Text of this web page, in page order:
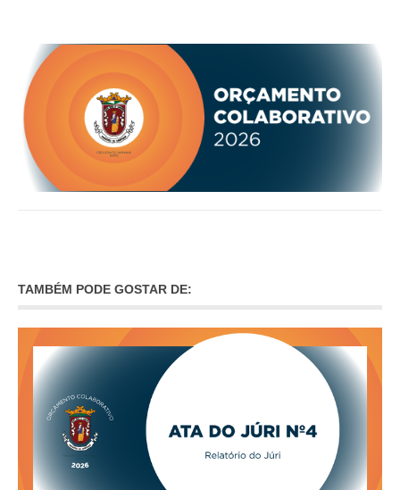
EDITAIS
REGULAMENTOS E TAXAS
PLANO E ORÇAMENTO
RELATÓRIO E CONTAS
INVENTÁRIO
RECRUTAMENTO PESSOAL
CÓDIGO DE CONDUTA
ORÇAMENTO COLABORATIVO
SERVIÇOS
SECRETARIA
CEMITÉRIO
RECENSEAMENTO ELEITORAL
ATESTADOS
VENDA AMBULANTE
TAMBÉM PODE GOSTAR DE: